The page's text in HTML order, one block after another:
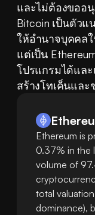
และไม่ต้องขออ
Bitcoin เป็นตัวแ
ให้อำนาจบุคคล
แต่เป็น
โปรแกรมได้แล
สร้างโทเค็นแล
Ethereum is
0.37% in the
volume of
total
dominance),